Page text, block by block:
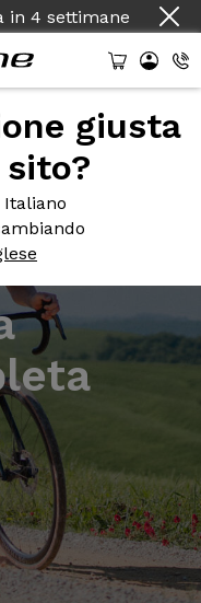
in 4 settimane
giusta